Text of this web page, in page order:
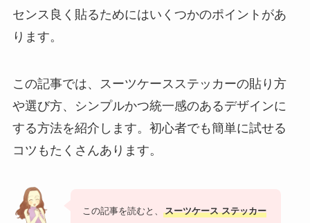
センス良く貼るためにはいくつかのポイントがあ
ります。
この記事では、スーツケースステッカーの貼り方
や選び方、シンプルかつ統一感のあるデザインに
する方法を紹介します。初心者でも簡単に試せる
コツもたくさんあります。
この記事を読むと、
スーツケース ステッカー